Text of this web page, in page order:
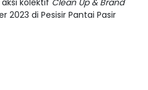
kolektif Clean Up & Brand
di Pesisir Pantai Pasir